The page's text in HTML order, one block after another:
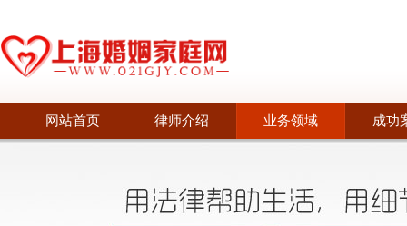
网站首页 律师介绍 业务领域 成功